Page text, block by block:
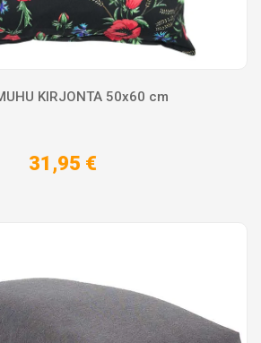
KIRJONTA 50x60 cm
31,95 €